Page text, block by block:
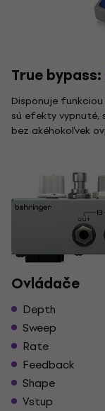
True bypass:
Disponuje
sú efekty vypnuté,
bez akéhokoľvek
Ovládače
Depth
Sweep
Rate
Feedback
Shape
Vstup